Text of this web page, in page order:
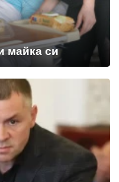
майка си